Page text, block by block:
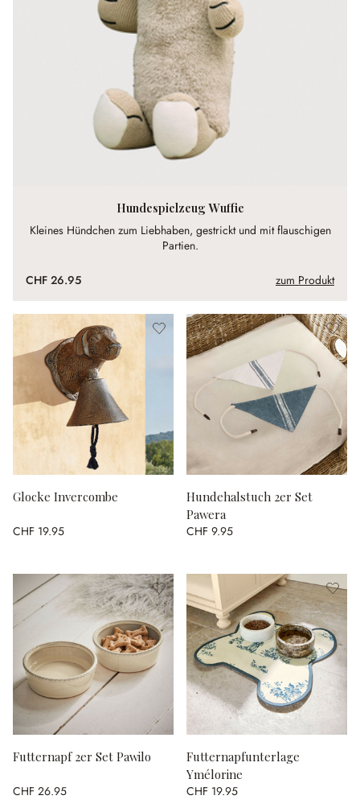
Hundespielzeug Wuffie
Kleines Hündchen zum Liebhaben, gestrickt und mit flauschigen
Partien.
CHF 26.95 zum Produkt
Glocke Invercombe
CHF 19.95
Hundehalstuch 2er Set
Pawera
CHF 9.95
Futternapf 2er Set Pawilo
CHF 26.95
Futternapfunterlage
Ymélorine
CHF 19.95